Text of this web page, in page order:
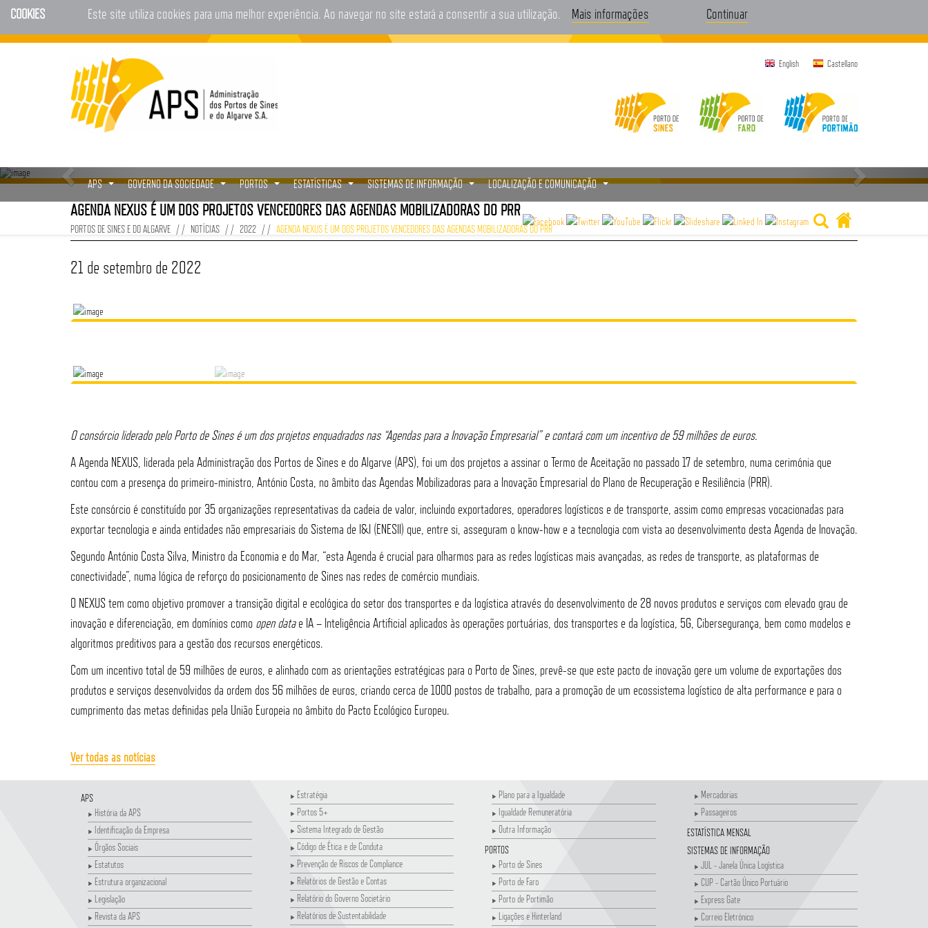
COOKIES Este site utiliza cookies para uma melhor experiência. Ao navegar no site estará a consentir a sua utilização. Mais informações Continuar
English Castellano
APS GOVERNO DA SOCIEDADE PORTOS ESTATÍSTICAS SISTEMAS DE INFORMAÇÃO LOCALIZAÇÃO E COMUNICAÇÃO
AGENDA NEXUS É UM DOS PROJETOS VENCEDORES DAS AGENDAS MOBILIZADORAS DO PRR
PORTOS DE SINES E DO ALGARVE NOTÍCIAS 2022 AGENDA NEXUS É UM DOS PROJETOS VENCEDORES DAS AGENDAS MOBILIZADORAS DO PRR
21 de setembro de 2022
O consórcio liderado pelo Porto de Sines é um dos projetos enquadrados nas “Agendas para a Inovação Empresarial” e contará com um incentivo de 59 milhões de euros.
A Agenda NEXUS, liderada pela Administração dos Portos de Sines e do Algarve (APS), foi um dos projetos a assinar o Termo de Aceitação no passado 17 de setembro, numa cerimónia que
contou com a presença do primeiro-ministro, António Costa, no âmbito das Agendas Mobilizadoras para a Inovação Empresarial do Plano de Recuperação e Resiliência (PRR).
Este consórcio é constituído por 35 organizações representativas da cadeia de valor, incluindo exportadores, operadores logísticos e de transporte, assim como empresas vocacionadas para
exportar tecnologia e ainda entidades não empresariais do Sistema de I&I (ENESII) que, entre si, asseguram o know-how e a tecnologia com vista ao desenvolvimento desta Agenda de Inovação.
Segundo António Costa Silva, Ministro da Economia e do Mar, “esta Agenda é crucial para olharmos para as redes logísticas mais avançadas, as redes de transporte, as plataformas de
conectividade”, numa lógica de reforço do posicionamento de Sines nas redes de comércio mundiais.
O NEXUS tem como objetivo promover a transição digital e ecológica do setor dos transportes e da logística através do desenvolvimento de 28 novos produtos e serviços com elevado grau de
inovação e diferenciação, em domínios como open datae IA – Inteligência Artificial aplicados às operações portuárias, dos transportes e da logística, 5G, Cibersegurança, bem como modelos e
algoritmos preditivos para a gestão dos recursos energéticos.
Com um incentivo total de 59 milhões de euros, e alinhado com as orientações estratégicas para o Porto de Sines, prevê-se que este pacto de inovação gere um volume de exportações dos
produtos e serviços desenvolvidos da ordem dos 56 milhões de euros, criando cerca de 1000 postos de trabalho, para a promoção de um ecossistema logístico de alta performance e para o
cumprimento das metas definidas pela União Europeia no âmbito do Pacto Ecológico Europeu.
Ver todas as notícias
APS
História da APS
Identificação da Empresa
Órgãos Sociais
Estatutos
Estrutura organizacional
Legislação
Revista da APS
Estratégia
Portos 5+
Sistema Integrado de Gestão
Código de Ética e de Conduta
Prevenção de Riscos de Compliance
Relatórios de Gestão e Contas
Relatório do Governo Societário
Relatórios de Sustentabilidade
Plano para a Igualdade
Igualdade Remuneratória
Outra Informação
PORTOS
Porto de Sines
Porto de Faro
Porto de Portimão
Ligações e Hinterland
Mercadorias
Passageiros
ESTATÍSTICA MENSAL
SISTEMAS DE INFORMAÇÃO
JUL - Janela Única Logística
CUP - Cartão Único Portuário
Express Gate
Correio Eletrónico